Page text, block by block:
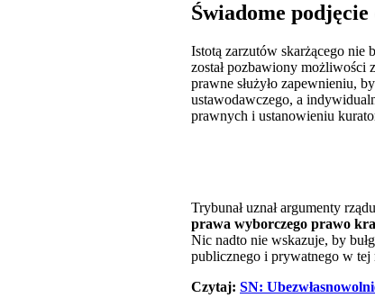
Świadome
Istotą zarzutów skarżącego nie
został pozbawiony możliwości
prawne służyło zapewnieniu,
ustawodawczego, a
prawnych i ustanowieniu
Trybunał uznał argumenty
prawa wyborczego prawo
Nic nadto nie wskazuje, by
publicznego i prywatnego w tej
Czytaj: SN: